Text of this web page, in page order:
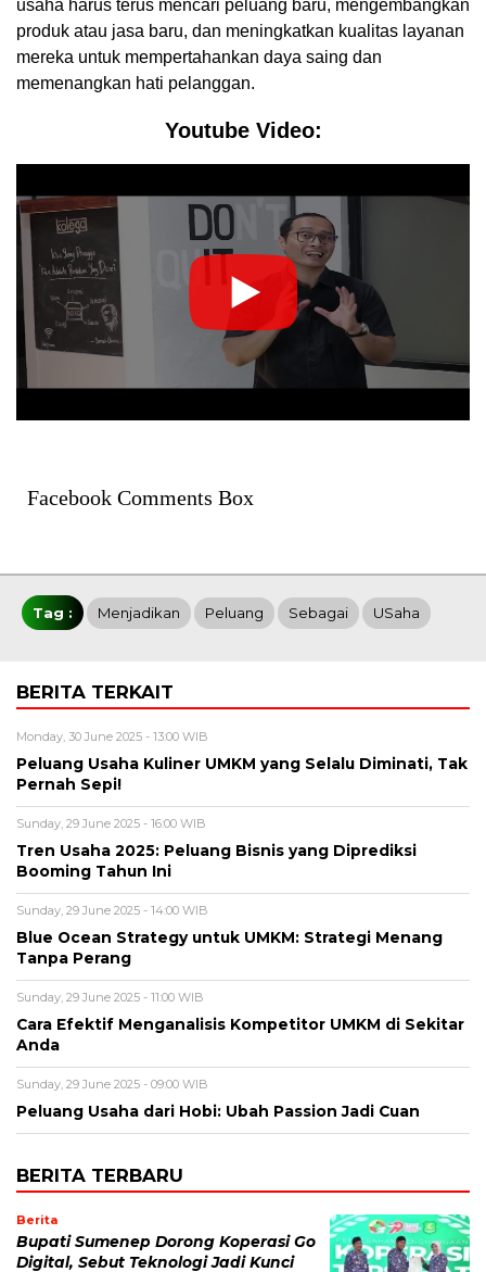
usaha harus terus mencari peluang baru, mengembangkan
produk atau jasa baru, dan meningkatkan kualitas layanan
mereka untuk mempertahankan daya saing dan
memenangkan hati pelanggan.
Youtube Video:
Facebook Comments Box
Tag : Menjadikan Peluang Sebagai USaha
BERITA TERKAIT
Monday, 30 June 2025 - 13:00 WIB
Peluang Usaha Kuliner UMKM yang Selalu Diminati, Tak
Pernah Sepi!
Sunday, 29 June 2025 - 16:00 WIB
Tren Usaha 2025: Peluang Bisnis yang Diprediksi
Booming Tahun Ini
Sunday, 29 June 2025 - 14:00 WIB
Blue Ocean Strategy untuk UMKM: Strategi Menang
Tanpa Perang
Sunday, 29 June 2025 - 11:00 WIB
Cara Efektif Menganalisis Kompetitor UMKM di Sekitar
Anda
Sunday, 29 June 2025 - 09:00 WIB
Peluang Usaha dari Hobi: Ubah Passion Jadi Cuan
BERITA TERBARU
Berita
Bupati Sumenep Dorong Koperasi Go
Digital, Sebut Teknologi Jadi Kunci